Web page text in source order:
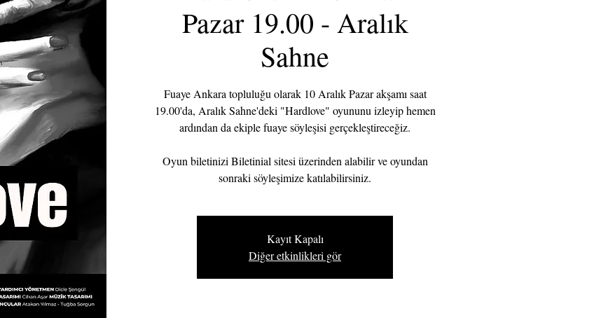
Pazar 19.00 - Aralık
Sahne
Fuaye Ankara topluluğu olarak 10 Aralık Pazar akşamı saat
19.00'da, Aralık Sahne'deki "Hardlove" oyununu izleyip hemen
ardından da ekiple fuaye söyleşisi gerçekleştireceğiz.
Oyun biletinizi Biletinial sitesi üzerinden alabilir ve oyundan
sonraki söyleşimize katılabilirsiniz.
Kayıt Kapalı
Diğer etkinlikleri gör